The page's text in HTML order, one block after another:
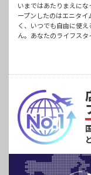
いまではあたりまえに
ープンしたのはエニタ
く、いつでも自由に使
ん。あなたのライフスタ